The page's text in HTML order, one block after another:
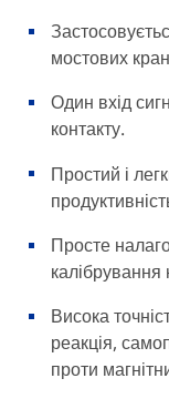
мостових
Один вхід
контакту.
Простий і
Просте
калібрування
Висока
реакція,
проти